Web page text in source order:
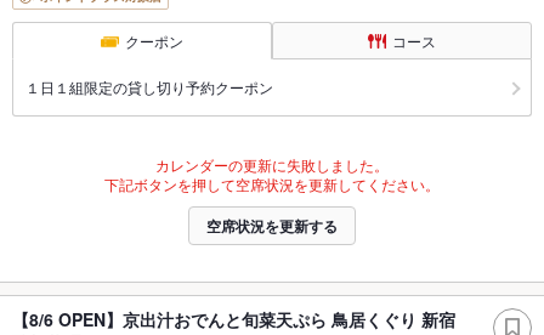
クーポン コース
１日１組限定の貸し切り予約クーポン
カレンダーの更新に失敗しました。
下記ボタンを押して空席状況を更新してください。
空席状況を更新する
【8/6 OPEN】京出汁おでんと旬菜天ぷら 鳥居くぐり 新宿